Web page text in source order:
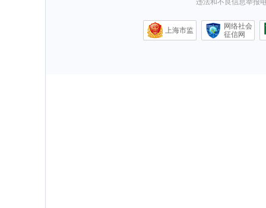
违法和不良信息举报
上海市监
网络社会
征信网